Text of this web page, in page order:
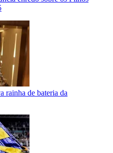
rainha de bateria da